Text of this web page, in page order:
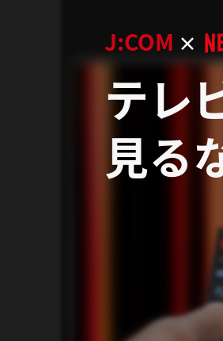
J:COM ×
テレ
見る